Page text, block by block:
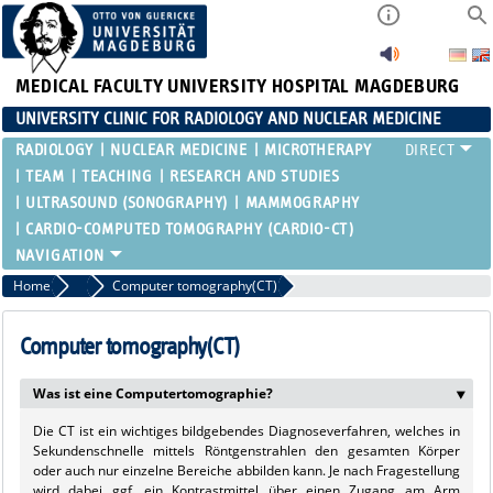
MEDICAL FACULTY UNIVERSITY HOSPITAL MAGDEBURG
UNIVERSITY CLINIC FOR RADIOLOGY AND NUCLEAR MEDICINE
RADIOLOGY NUCLEAR MEDICINE
MICROTHERAPY
TEAM
TEACHING
RESEARCH AND STUDIES
ULTRASOUND (SONOGRAPHY)
MAMMOGRAPHY
CARDIO-COMPUTED TOMOGRAPHY (CARDIO-CT)
Home RadiologyComputer tomography(CT)
Computer tomography(CT)
Was ist eine Computertomographie? ‣
Die CT ist ein wichtiges bildgebendes Diagnoseverfahren, welches in
Sekundenschnelle mittels Röntgenstrahlen den gesamten Körper
oder auch nur einzelne Bereiche abbilden kann. Je nach Fragestellung